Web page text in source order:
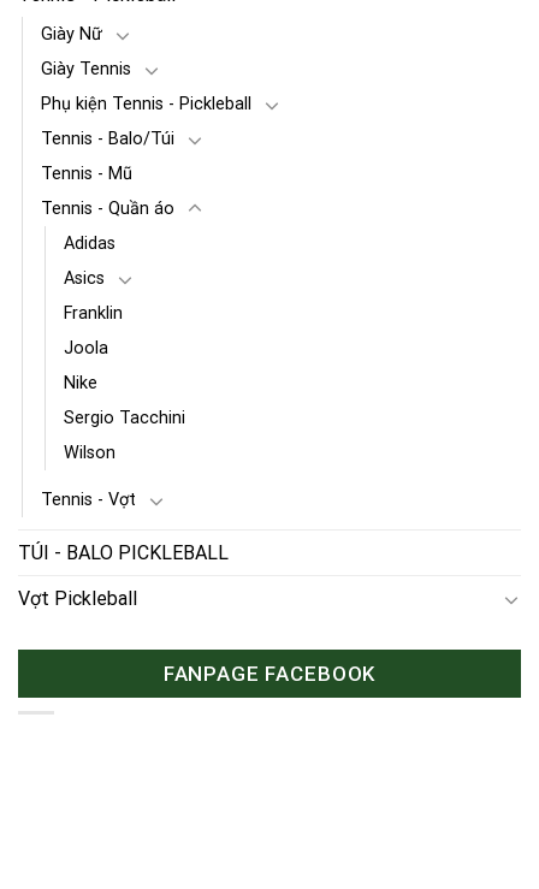
Giày Nữ
Giày Tennis
Phụ kiện Tennis - Pickleball
Tennis - Balo/Túi
Tennis - Mũ
Tennis - Quần áo
Adidas
Asics
Franklin
Joola
Nike
Sergio Tacchini
Wilson
Tennis - Vợt
TÚI - BALO PICKLEBALL
Vợt Pickleball
FANPAGE FACEBOOK